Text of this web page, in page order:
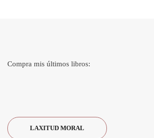
Compra mis últimos libros:
LAXITUD MORAL